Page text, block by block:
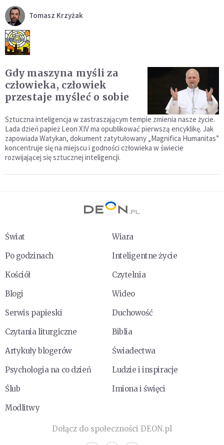
Tomasz Krzyżak
Gdy maszyna myśli za
człowieka, człowiek
przestaje myśleć o sobie
Sztuczna inteligencja w zastraszającym tempie zmienia nasze życie.
Lada dzień papież Leon XIV ma opublikować pierwszą encyklikę. Jak
zapowiada Watykan, dokument zatytułowany „Magnifica Humanitas”
koncentruje się na miejscu i godności człowieka w świecie
rozwijającej się sztucznej inteligencji.
Świat
Wiara
Po godzinach
Inteligentne życie
Kościół
Czytelnia
Blogi
Wideo
Serwis papieski
Duchowość
Czytania liturgiczne
Biblia
Artykuły blogerów
Świadectwa
Psychologia na co dzień
Ludzie i inspiracje
Ślub
Imiona i święci
Modlitwy
Dołącz do społeczności DEON.pl